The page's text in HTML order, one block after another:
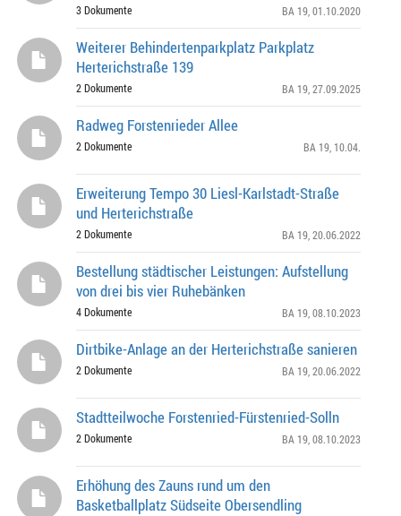
3 Dokumente BA 19 , 01.10.2020
Weiterer Behindertenparkplatz Parkplatz
Herterichstraße 139
2 Dokumente BA 19 , 27.09.2025
Radweg Forstenrieder Allee
2 Dokumente BA 19 , 10.04.
Erweiterung Tempo 30 Liesl-Karlstadt-Straße
und Herterichstraße
2 Dokumente BA 19 , 20.06.2022
Bestellung städtischer Leistungen: Aufstellung
von drei bis vier Ruhebänken
4 Dokumente BA 19 , 08.10.2023
Dirtbike-Anlage an der Herterichstraße sanieren
2 Dokumente BA 19 , 20.06.2022
Stadtteilwoche Forstenried-Fürstenried-Solln
2 Dokumente BA 19 , 08.10.2023
Erhöhung des Zauns rund um den
Basketballplatz Südseite Obersendling